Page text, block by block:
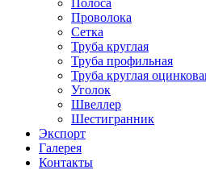
Полоса
Проволока
Сетка
Труба круглая
Труба профильная
Труба круглая
Уголок
Швеллер
Шестигранник
Экспорт
Галерея
Контакты